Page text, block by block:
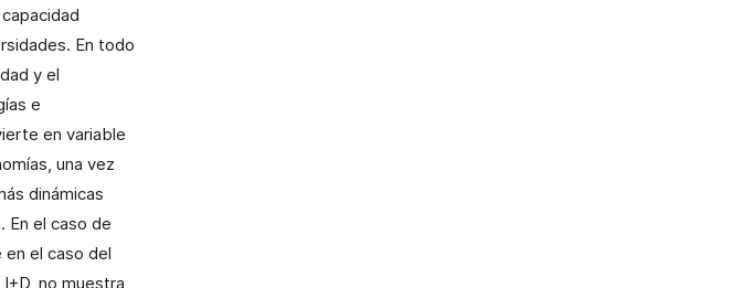
En todo
y el
e
en variable
una vez
dinámicas
En el caso de
en el caso del
no muestra